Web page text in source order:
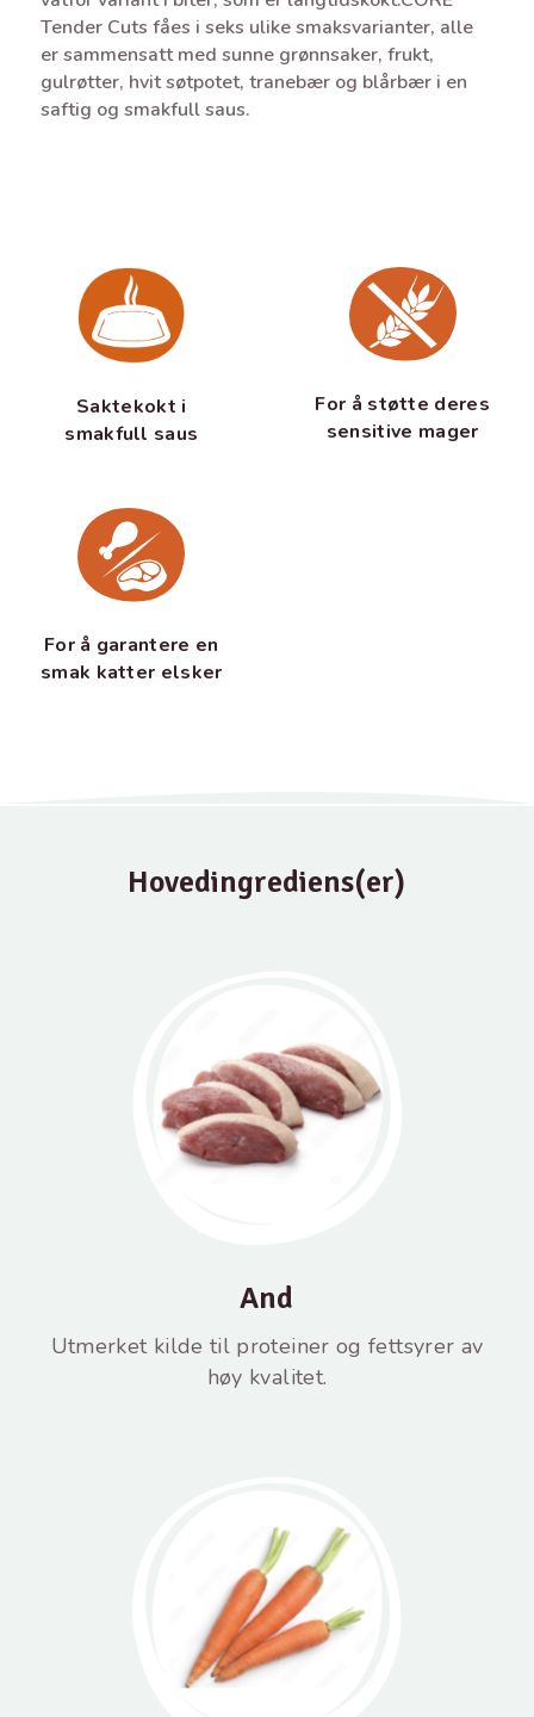
Tender Cuts fåes i seks ulike smaksvarianter, alle
er sammensatt med sunne grønnsaker, frukt,
gulrøtter, hvit søtpotet, tranebær og blårbær i en
saftig og smakfull saus.
Saktekokt i
smakfull saus
For å støtte deres
sensitive mager
For å garantere en
smak katter elsker
Hovedingrediens(er)
And
Utmerket kilde til proteiner og fettsyrer av
høy kvalitet.